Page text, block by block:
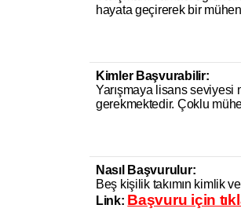
hayata geçirerek bir
Kimler Başvurabilir:
Yarışmaya lisans seviyesi
gerekmektedir. Çoklu
Nasıl Başvurulur:
Beş kişilik takımın kimlik
Link: Başvuru için